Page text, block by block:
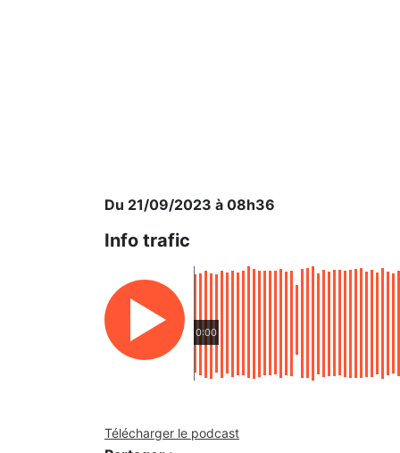
Du 21/09/2023 à 08h36
Info trafic
0:00
Télécharger le podcast